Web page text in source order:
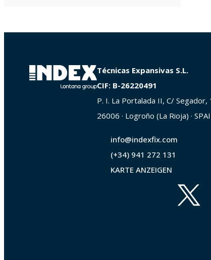
Técnicas Expansivas S.L.
CIF: B-26220491
P. I. La Portalada II, C/ Segador,
26006 · Logroño (La Rioja) ·
info@indexfix.com
(+34) 941 272 131
KARTE ANZEIGEN